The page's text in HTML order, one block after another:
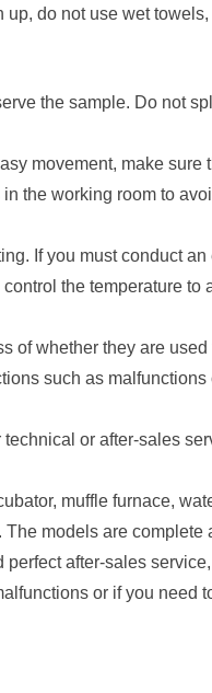
do not use wet
the sample. Do not
movement, make sure
the working room to
If you must conduct
the temperature to
of whether they are
such as
or after-sales
muffle furnace,
models are complete
after-sales
or if you need